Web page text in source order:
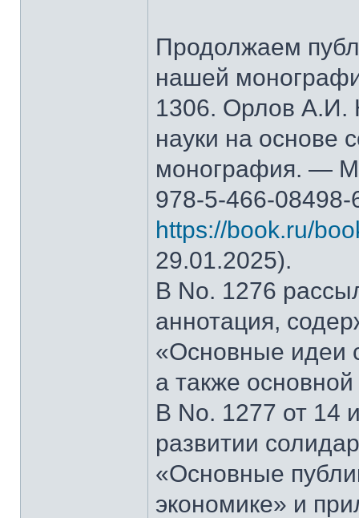
Продолжаем
нашей
1306. Орлов А.И.
науки на основе
монография. —
978-5-466-
https://book.ru/
29.01.2025).
В No. 1276
аннотация,
«Основные идеи
а также
В No. 1277 от 14
развитии
«Основные
экономике» и